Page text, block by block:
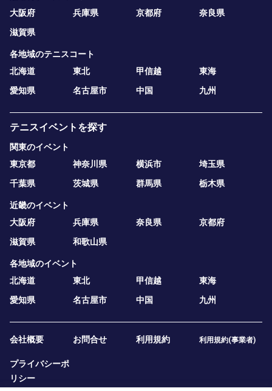
大阪府
兵庫県 京都府
奈良県
滋賀県
各地域のテニスコート
北海道
東北 甲信越
東海
愛知県
名古屋市 中国 九州
テニスイベントを探す
関東のイベント
東京都
神奈川県 横浜市
埼玉県
千葉県
茨城県 群馬県 栃木県
近畿のイベント
大阪府
兵庫県 奈良県
京都府
滋賀県
和歌山県
各地域のイベント
北海道
東北 甲信越
東海
愛知県
名古屋市 中国 九州
会社概要 お問合せ 利用規約 利用規約(事業者)
プライバシーポ
リシー